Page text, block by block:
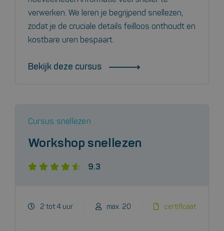
verwerken. We leren je begrijpend snellezen,
zodat je de cruciale details feilloos onthoudt en
kostbare uren bespaart.
Bekijk deze cursus
Cursus snellezen
Workshop snellezen
9.3
2 tot 4 uur max. 20 certificaat